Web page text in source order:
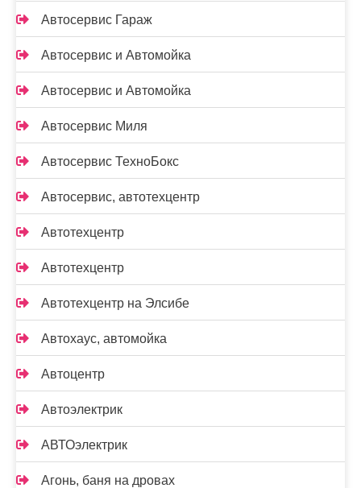
Автосервис Гараж
Автосервис и Автомойка
Автосервис и Автомойка
Автосервис Миля
Автосервис ТехноБокс
Автосервис, автотехцентр
Автотехцентр
Автотехцентр
Автотехцентр на Элсибе
Автохаус, автомойка
Автоцентр
Автоэлектрик
АВТОэлектрик
Агонь, баня на дровах